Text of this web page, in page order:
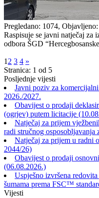
Pregledano: 1074,
Raspisuje se javni natječaj za
odbora ŠGD
1 2 3 4 »
Stranica: 1 od 5
Posljednje vijesti
Javni poziv za
2026./2027.
Obavijest o prodaji
(ogrjev) putem licitacije
Natječaj za prijem
radi stručnog osposobljavanja
Natječaj za prijem u radni
2044/26)
Obavijest o prodaji
(06.08.2026.)
Uspješno izvršena
šumama prema FSC™
Vijesti